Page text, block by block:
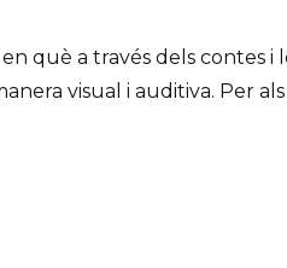
què a través dels contes i
visual i auditiva. Per